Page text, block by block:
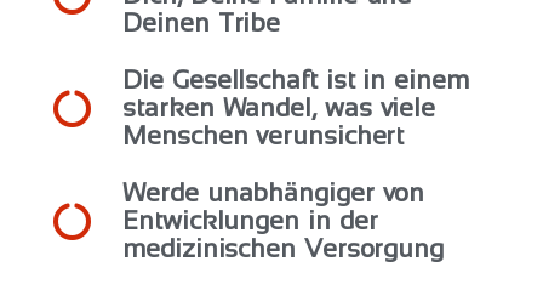
Deinen Tribe
Die Gesellschaft ist in einem
starken Wandel, was viele
Menschen verunsichert
Werde unabhängiger von
Entwicklungen in der
medizinischen Versorgung